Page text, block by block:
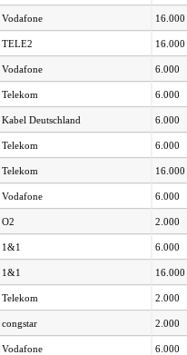
Vodafone 16.000
TELE2 16.000
Vodafone 6.000
Telekom 6.000
Kabel Deutschland 6.000
Telekom 6.000
Telekom 16.000
Vodafone 6.000
O2 2.000
1&1 6.000
1&1 16.000
Telekom 2.000
congstar 2.000
Vodafone 6.000